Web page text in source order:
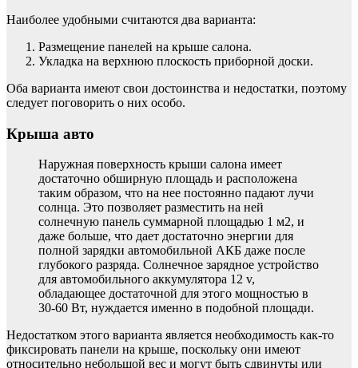
Наиболее удобными считаются два варианта:
Размещение панелей на крыше салона.
Укладка на верхнюю плоскость приборной доски.
Оба варианта имеют свои достоинства и недостатки, поэтому
следует поговорить о них особо.
Крыша авто
Наружная поверхность крыши салона имеет
достаточно обширную площадь и расположена
таким образом, что на нее постоянно падают лучи
солнца. Это позволяет разместить на ней
солнечную панель суммарной площадью 1 м2, и
даже больше, что дает достаточно энергии для
полной зарядки автомобильной АКБ даже после
глубокого разряда. Солнечное зарядное устройство
для автомобильного аккумулятора 12 v,
обладающее достаточной для этого мощностью в
30-60 Вт, нуждается именно в подобной площади.
Недостатком этого варианта является необходимость как-то
фиксировать панели на крыше, поскольку они имеют
относительно небольшой вес и могут быть сдвинуты или